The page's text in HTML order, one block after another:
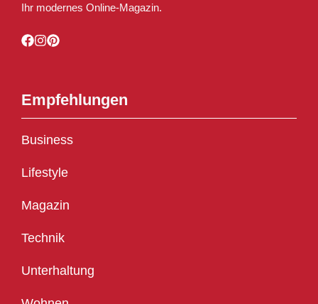
Ihr modernes Online-Magazin.
Empfehlungen
Business
Lifestyle
Magazin
Technik
Unterhaltung